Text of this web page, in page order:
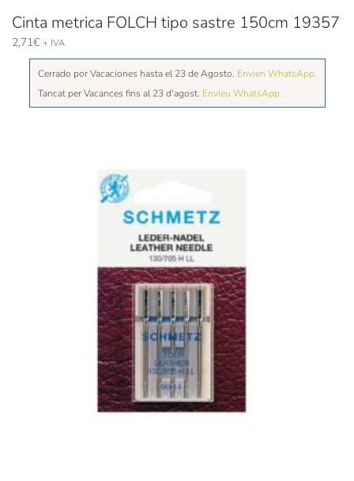
Cinta metrica FOLCH tipo sastre 150cm 19357
2,71€ + IVA
Cerrado por Vacaciones hasta el 23 de Agosto. Envien WhatsApp.
Tancat per Vacances fins al 23 d'agost. Envieu WhatsApp.